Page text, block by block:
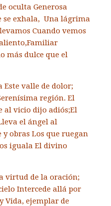
oculta Generosa
se exhala, Una lágrima
Cuando vemos
Familiar
más dulce que el
Este valle de dolor;
región. El
al vicio dijo adiós;El
el ángel al
y obras Los que ruegan
iguala El divino
virtud de la oración;
Intercede allá por
Vida, ejemplar de